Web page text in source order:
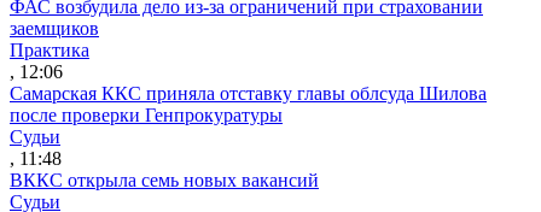
ФАС возбудила дело из-за ограничений при страховании
заемщиков
Практика
, 12:06
Самарская ККС приняла отставку главы облсуда Шилова
после проверки Генпрокуратуры
Судьи
, 11:48
ВККС открыла семь новых вакансий
Судьи